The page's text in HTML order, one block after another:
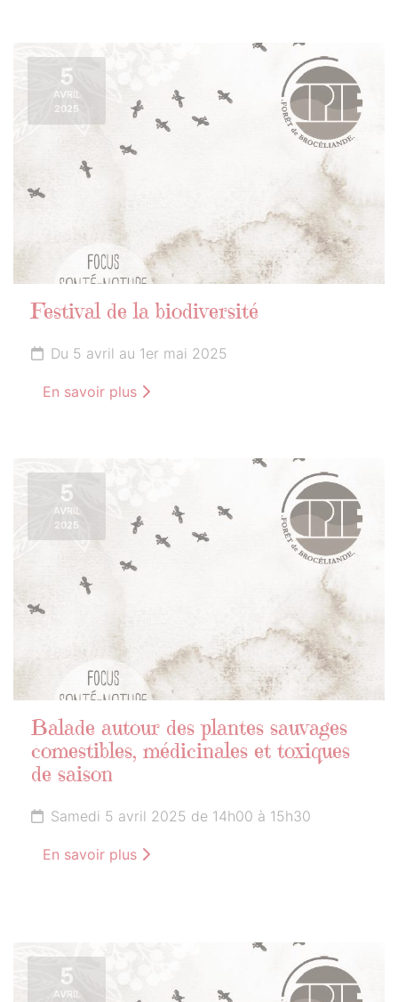
5
AVRIL
2025
Festival de la biodiversité
Du 5 avril au 1er mai 2025
En savoir plus
5
AVRIL
2025
Balade autour des plantes sauvages
comestibles, médicinales et toxiques
de saison
Samedi 5 avril 2025 de 14h00 à 15h30
En savoir plus
5
AVRIL